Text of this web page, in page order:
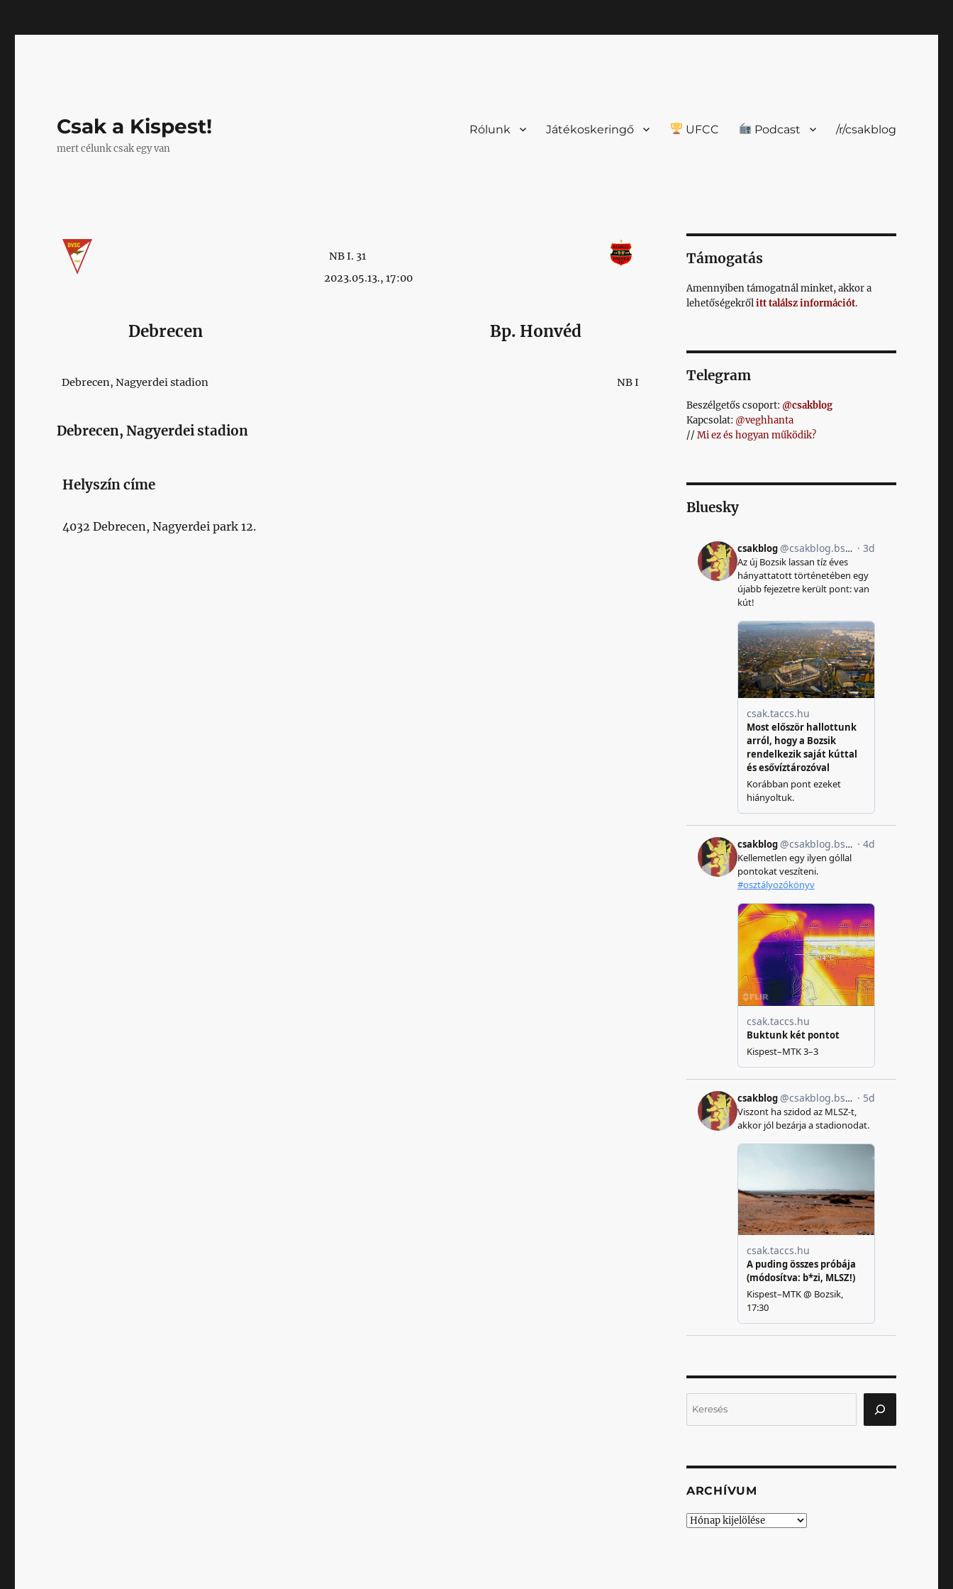
Csak a Kispest!
mert célunk csak egy van
Rólunk Játékoskeringő UFCC Podcast /r/csakblog
NB I. 31
2023.05.13., 17:00
Debrecen Bp. Honvéd
Debrecen, Nagyerdei stadion NB I
Debrecen, Nagyerdei stadion
Helyszín címe
4032 Debrecen, Nagyerdei park 12.
Támogatás
Amennyiben támogatnál minket, akkor a
lehetőségekrőlitt találsz információt.
Telegram
Beszélgetős csoport: @csakblog
Kapcsolat: @veghhanta
// Mi ez és hogyan működik?
Bluesky
ARCHÍVUM
Archívum